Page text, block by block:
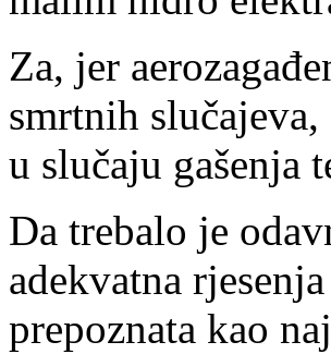
Za, jer
smrtnih
u slučaju gašenja
Da trebalo je
adekvatna
prepoznata kao